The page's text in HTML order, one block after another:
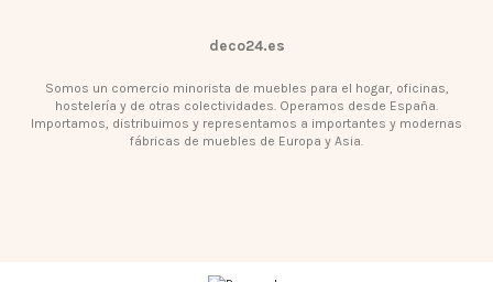
deco24.es
Somos un comercio minorista de muebles para el hogar, oficinas,
hostelería y de otras colectividades. Operamos desde España.
Importamos, distribuimos y representamos a importantes y modernas
fábricas de muebles de Europa y Asia.